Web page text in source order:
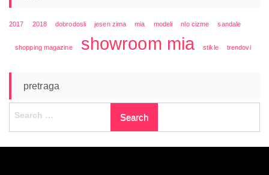
2017 2018 dobrodosli jesen zima mia modeli nlo cizme sandale
shopping magazine showroom mia stikle trendovi
pretraga